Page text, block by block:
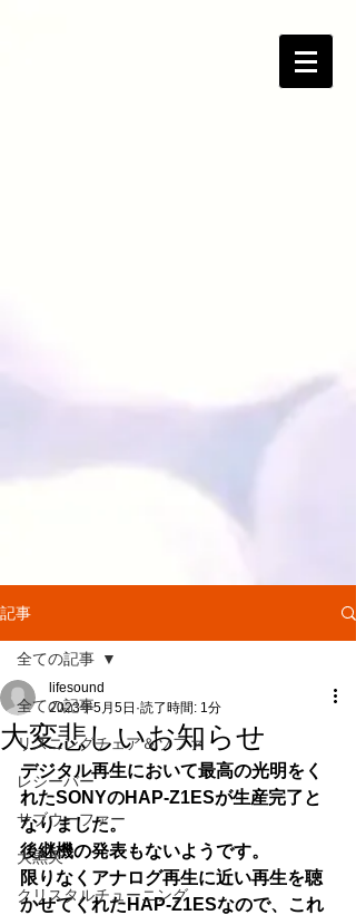
記事
全ての記事
リスニングチェア＆ソファ
レシーバー
サブウーファー
大黒天
クリスタルチューニング
全ての記事
大変悲しいお知らせ
lifesound
2023年5月5日 読了時間: 1分
デジタル再生において最高の光明をく
れたSONYのHAP-Z1ESが生産完了と
なりました。
後継機の発表もないようです。
限りなくアナログ再生に近い再生を聴
かせてくれたHAP-Z1ESなので、これ